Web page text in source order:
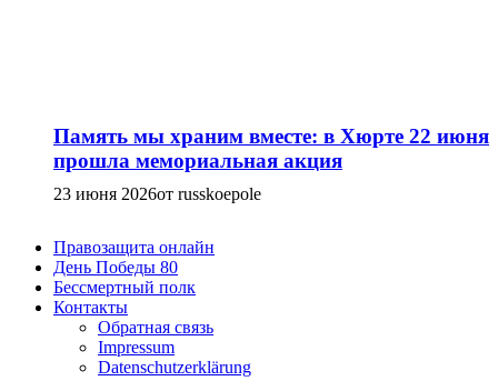
Память мы храним вместе: в Хюрте 22 июня
прошла мемориальная акция
23 июня 2026от russkoepole
Правозащита онлайн
День Победы 80
Бессмертный полк
Контакты
Обратная связь
Impressum
Datenschutzerklärung